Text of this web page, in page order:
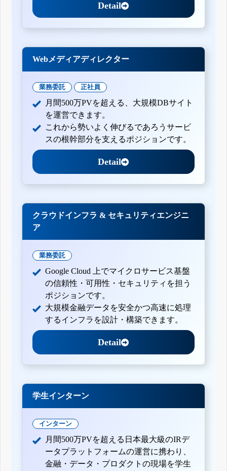
Detail
Webメディアディレクター
業務委託 正社員
月間500万PVを超える、大規模DBサイト
を運営できます。
これから勢いよく伸びるであろうサービ
スの根幹部分を支えるポジションです。
Detail
クラウドインフラ & セキュリティエンジニ
ア
業務委託
Google Cloud 上でマイクロサービス基盤
の信頼性・可用性・セキュリティを担う
ポジションです。
大規模金融データを安全かつ高速に処理
するインフラを設計・構築できます。
Detail
学生インターン
インターン
月間500万PVを超える日本最大級のIRデ
ータプラットフォームの運営に携わり、
金融・データ・プロダクトの現場を学生